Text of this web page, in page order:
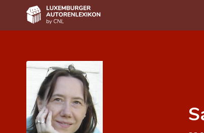
Autor(inn)en A-Z
Erweiterte Suche
Häufige Fragen und Antworten